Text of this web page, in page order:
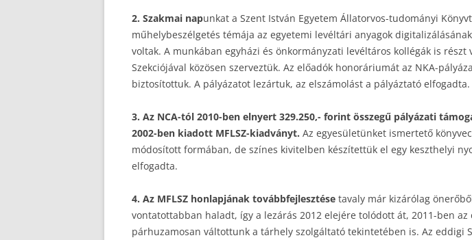
2. Szakmai napunkat a Szent István Egyetem Állatorvos-tudományi
műhelybeszélgetés témája az egyetemi levéltári anyagok
voltak. A munkában egyházi és önkormányzati levéltáros kollégák is
Szekciójával közösen szerveztük. Az előadók honoráriumát az NKA-
biztosítottuk. A pályázatot lezártuk, az elszámolást a pályáztató elfogadta.
3. Az NCA-tól 2010-ben elnyert 329.250,- forint összegű pályázati
2002-ben kiadott MFLSZ-kiadványt. Az egyesületünket ismertető
módosított formában, de színes kivitelben készítettük el egy keszthelyi
elfogadta.
4. Az MFLSZ honlapjának továbbfejlesztése tavaly már kizárólag
vontatottabban haladt, így a lezárás 2012 elejére tolódott át, 2011-ben
párhuzamosan váltottunk a tárhely szolgáltató tekintetében is. Az